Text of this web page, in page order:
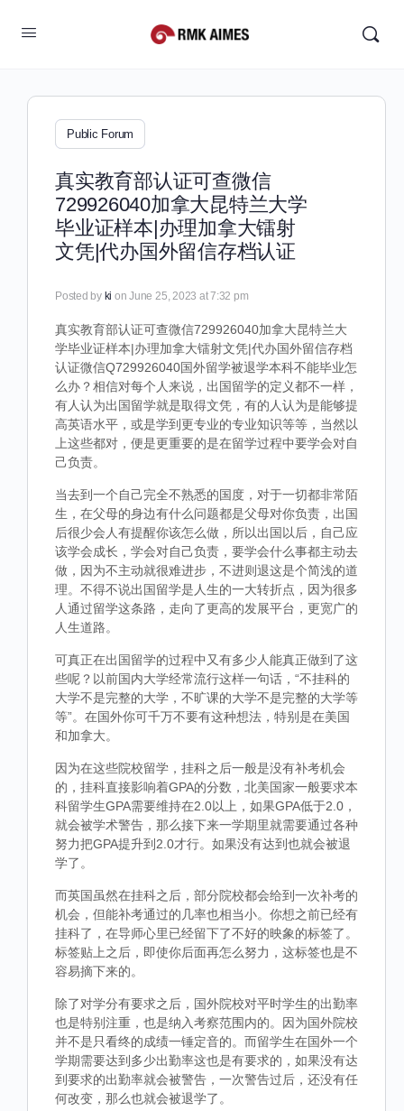
Public Forum
真实教育部认证可查微信
729926040加拿大昆特兰大学
毕业证样本|办理加拿大镭射
文凭|代办国外留信存档认证
Posted by ki on June 25, 2023 at 7:32 pm
真实教育部认证可查微信729926040加拿大昆特兰大
学毕业证样本|办理加拿大镭射文凭|代办国外留信存档
认证微信Q729926040国外留学被退学本科不能毕业怎
么办？相信对每个人来说，出国留学的定义都不一样，
有人认为出国留学就是取得文凭，有的人认为是能够提
高英语水平，或是学到更专业的专业知识等等，当然以
上这些都对，便是更重要的是在留学过程中要学会对自
己负责。
当去到一个自己完全不熟悉的国度，对于一切都非常陌
生，在父母的身边有什么问题都是父母对你负责，出国
后很少会人有提醒你该怎么做，所以出国以后，自己应
该学会成长，学会对自己负责，要学会什么事都主动去
做，因为不主动就很难进步，不进则退这是个简浅的道
理。不得不说出国留学是人生的一大转折点，因为很多
人通过留学这条路，走向了更高的发展平台，更宽广的
人生道路。
可真正在出国留学的过程中又有多少人能真正做到了这
些呢？以前国内大学经常流行这样一句话，“不挂科的
大学不是完整的大学，不旷课的大学不是完整的大学等
等”。在国外你可千万不要有这种想法，特别是在美国
和加拿大。
因为在这些院校留学，挂科之后一般是没有补考机会
的，挂科直接影响着GPA的分数，北美国家一般要求本
科留学生GPA需要维持在2.0以上，如果GPA低于2.0，
就会被学术警告，那么接下来一学期里就需要通过各种
努力把GPA提升到2.0才行。如果没有达到也就会被退
学了。
而英国虽然在挂科之后，部分院校都会给到一次补考的
机会，但能补考通过的几率也相当小。你想之前已经有
挂科了，在导师心里已经留下了不好的映象的标签了。
标签贴上之后，即使你后面再怎么努力，这标签也是不
容易摘下来的。
除了对学分有要求之后，国外院校对平时学生的出勤率
也是特别注重，也是纳入考察范围内的。因为国外院校
并不是只看终的成绩一锤定音的。而留学生在国外一个
学期需要达到多少出勤率这也是有要求的，如果没有达
到要求的出勤率就会被警告，一次警告过后，还没有任
何改变，那么也就会被退学了。